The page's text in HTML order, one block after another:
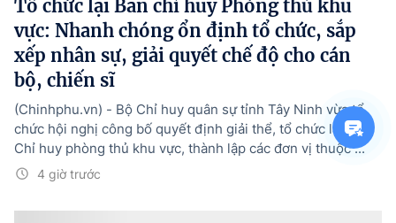
Tổ chức lại Ban chỉ huy Phòng thủ khu
vực: Nhanh chóng ổn định tổ chức, sắp
xếp nhân sự, giải quyết chế độ cho cán
bộ, chiến sĩ
4 giờ trước
(Chinhphu.vn) - Bộ Chỉ huy quân sự tỉnh Tây Ninh vừa tổ
chức hội nghị công bố quyết định giải thể, tổ chức lại Ban
Chỉ huy phòng thủ khu vực, thành lập các đơn vị thuộc ...